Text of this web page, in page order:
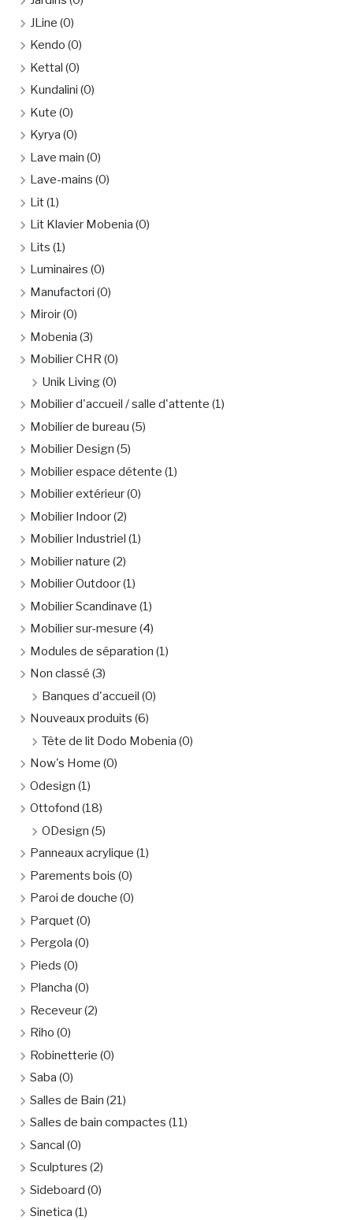
JLine (0)
Kendo (0)
Kettal (0)
Kundalini (0)
Kute (0)
Kyrya (0)
Lave main (0)
Lave-mains (0)
Lit(1)
Lit Klavier Mobenia (0)
Lits (1)
Luminaires (0)
Manufactori (0)
Miroir(0)
Mobenia (3)
Mobilier CHR (0)
Unik Living(0)
Mobilier d'accueil / salle d'attente (1)
Mobilier de bureau (5)
Mobilier Design (5)
Mobilier espace détente (1)
Mobilier extérieur(0)
Mobilier Indoor(2)
Mobilier Industriel (1)
Mobilier nature (2)
Mobilier Outdoor(1)
Mobilier Scandinave (1)
Mobilier sur-mesure (4)
Modules de séparation (1)
Non classé (3)
Banques d'accueil (0)
Nouveaux produits (6)
Tête de lit Dodo Mobenia (0)
Now's Home (0)
Odesign (1)
Ottofond (18)
ODesign (5)
Panneaux acrylique (1)
Parements bois (0)
Paroi de douche (0)
Parquet(0)
Pergola (0)
Pieds (0)
Plancha (0)
Receveur(2)
Riho (0)
Robinetterie (0)
Saba (0)
Salles de Bain (21)
Salles de bain compactes (11)
Sancal (0)
Sculptures (2)
Sideboard (0)
Sinetica (1)